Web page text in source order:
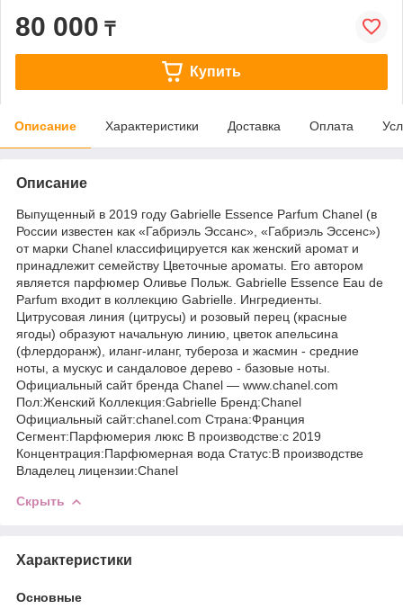
80 000 ₸
Купить
Описание Характеристики Доставка Оплата
Описание
Выпущенный в 2019 году Gabrielle Essence Parfum Chanel (в
России известен как «Габриэль Эссанс», «Габриэль Эссенс»)
от марки Chanel классифицируется как женский аромат и
принадлежит семейству Цветочные ароматы. Его автором
является парфюмер Оливье Польж. Gabrielle Essence Eau de
Parfum входит в коллекцию Gabrielle. Ингредиенты.
Цитрусовая линия (цитрусы) и розовый перец (красные
ягоды) образуют начальную линию, цветок апельсина
(флердоранж), иланг-иланг, тубероза и жасмин - средние
ноты, а мускус и сандаловое дерево - базовые ноты.
Официальный сайт бренда Chanel — www.chanel.com
Пол:Женский Коллекция:Gabrielle Бренд:Chanel
Официальный сайт:chanel.com Страна:Франция
Сегмент:Парфюмерия люкс В производстве:с 2019
Концентрация:Парфюмерная вода Статус:В производстве
Владелец лицензии:Chanel
Скрыть
Характеристики
Основные